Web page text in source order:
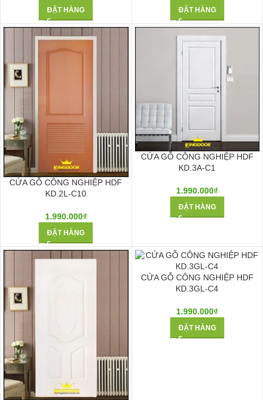
ĐẶT HÀNG ĐẶT HÀNG
CỬA GỖ CÔNG NGHIỆP HDF
KD.2L-C10
1.990.000₫
ĐẶT HÀNG
CỬA GỖ CÔNG NGHIỆP HDF
KD.3A-C1
1.990.000₫
ĐẶT HÀNG
CỬA GỖ CÔNG NGHIỆP HDF
KD.3GL-C4
1.990.000₫
ĐẶT HÀNG